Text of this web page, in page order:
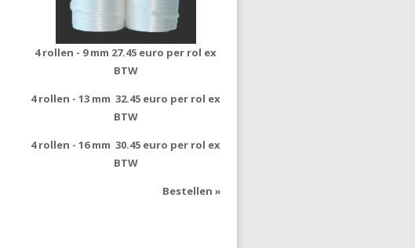
4 rollen - 9 mm 27.45 euro per rol ex
BTW
4 rollen - 13 mm 32.45 euro per rol ex
BTW
4 rollen - 16 mm 30.45 euro per rol ex
BTW
Bestellen »